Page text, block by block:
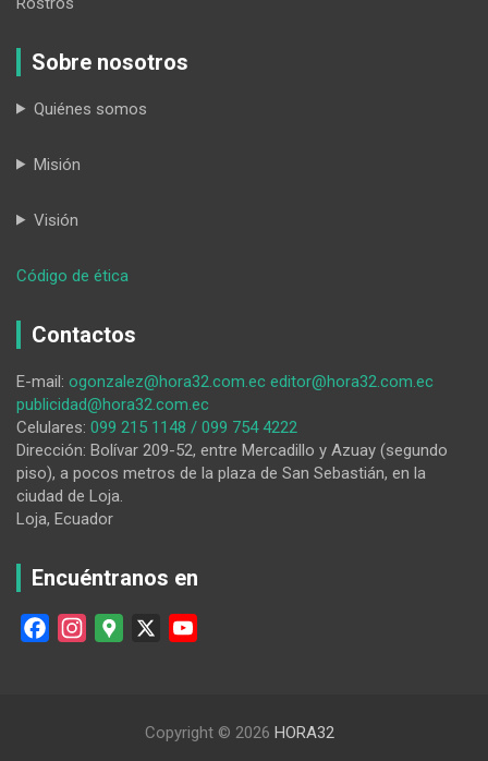
Sobre nosotros
Quiénes somos
Misión
Visión
Código de ética
la
de
agua,
exhorta
a
una
masiva
Contactos
E-mail: ogonzalez@hora32.com.ec editor@hora32.com.ec
publicidad@hora32.com.ec
Celulares: 099 215 1148 / 099 754 4222
Dirección: Bolívar 209-52, entre Mercadillo y Azuay (segundo
piso), a pocos metros de la plaza de San Sebastián, en la
ciudad de Loja.
Loja, Ecuador
Encuéntranos en
u
Copyright © 2026 HORA32